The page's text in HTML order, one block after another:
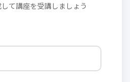
て講座を受講しましょう